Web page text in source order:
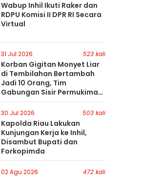
Wabup Inhil Ikuti Raker dan
RDPU Komisi II DPR RI Secara
Virtual
31 Jul 2026 523 kali
Korban Gigitan Monyet Liar
di Tembilahan Bertambah
Jadi 10 Orang, Tim
Gabungan Sisir Permukiman
Gunakan Perahu Karet
30 Jul 2026 503 kali
Kapolda Riau Lakukan
Kunjungan Kerja ke Inhil,
Disambut Bupati dan
Forkopimda
02 Agu 2026 472 kali